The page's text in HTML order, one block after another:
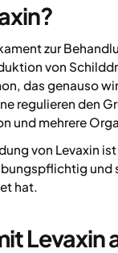
zur
von
das genauso
regulieren den
und mehrere
von Levaxin
und
hat.
Levaxin